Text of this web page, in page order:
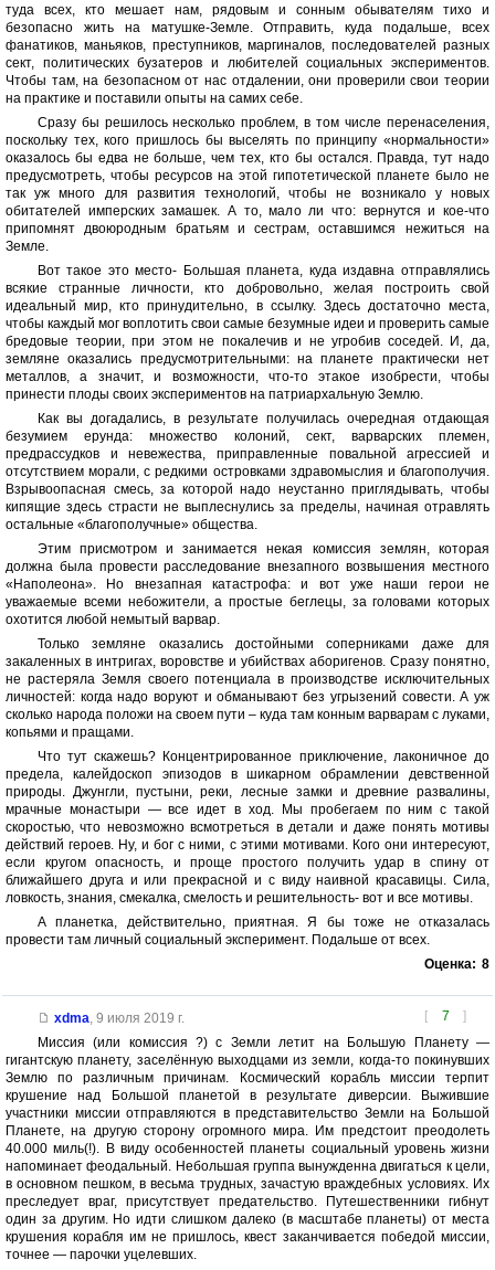
туда всех, кто мешает нам, рядовым и сонным обывателям тихо и
безопасно жить на матушке-Земле. Отправить, куда подальше, всех
фанатиков, маньяков, преступников, маргиналов, последователей разных
сект, политических бузатеров и любителей социальных экспериментов.
Чтобы там, на безопасном от нас отдалении, они проверили свои теории
на практике и поставили опыты на самих себе.
Сразу бы решилось несколько проблем, в том числе перенаселения,
поскольку тех, кого пришлось бы выселять по принципу «нормальности»
оказалось бы едва не больше, чем тех, кто бы остался. Правда, тут надо
предусмотреть, чтобы ресурсов на этой гипотетической планете было не
так уж много для развития технологий, чтобы не возникало у новых
обитателей имперских замашек. А то, мало ли что: вернутся и кое-что
припомнят двоюродным братьям и сестрам, оставшимся нежиться на
Земле.
Вот такое это место- Большая планета, куда издавна отправлялись
всякие странные личности, кто добровольно, желая построить свой
идеальный мир, кто принудительно, в ссылку. Здесь достаточно места,
чтобы каждый мог воплотить свои самые безумные идеи и проверить самые
бредовые теории, при этом не покалечив и не угробив соседей. И, да,
земляне оказались предусмотрительными: на планете практически нет
металлов, а значит, и возможности, что-то этакое изобрести, чтобы
принести плоды своих экспериментов на патриархальную Землю.
Как вы догадались, в результате получилась очередная отдающая
безумием ерунда: множество колоний, сект, варварских племен,
предрассудков и невежества, приправленные повальной агрессией и
отсутствием морали, с редкими островками здравомыслия и благополучия.
Взрывоопасная смесь, за которой надо неустанно приглядывать, чтобы
кипящие здесь страсти не выплеснулись за пределы, начиная отравлять
остальные «благополучные» общества.
Этим присмотром и занимается некая комиссия землян, которая
должна была провести расследование внезапного возвышения местного
«Наполеона». Но внезапная катастрофа: и вот уже наши герои не
уважаемые всеми небожители, а простые беглецы, за головами которых
охотится любой немытый варвар.
Только земляне оказались достойными соперниками даже для
закаленных в интригах, воровстве и убийствах аборигенов. Сразу понятно,
не растеряла Земля своего потенциала в производстве исключительных
личностей: когда надо воруют и обманывают без угрызений совести. А уж
сколько народа положи на своем пути – куда там конным варварам с луками,
копьями и пращами.
Что тут скажешь? Концентрированное приключение, лаконичное до
предела, калейдоскоп эпизодов в шикарном обрамлении девственной
природы. Джунгли, пустыни, реки, лесные замки и древние развалины,
мрачные монастыри — все идет в ход. Мы пробегаем по ним с такой
скоростью, что невозможно всмотреться в детали и даже понять мотивы
действий героев. Ну, и бог с ними, с этими мотивами. Кого они интересуют,
если кругом опасность, и проще простого получить удар в спину от
ближайшего друга и или прекрасной и с виду наивной красавицы. Сила,
ловкость, знания, смекалка, смелость и решительность- вот и все мотивы.
А планетка, действительно, приятная. Я бы тоже не отказалась
провести там личный социальный эксперимент. Подальше от всех.
Оценка: 8
[ 7 ]
xdma, 9 июля 2019 г.
Миссия (или комиссия ?) с Земли летит на Большую Планету —
гигантскую планету, заселённую выходцами из земли, когда-то покинувших
Землю по различным причинам. Космический корабль миссии терпит
крушение над Большой планетой в результате диверсии. Выжившие
участники миссии отправляются в представительство Земли на Большой
Планете, на другую сторону огромного мира. Им предстоит преодолеть
40.000 миль(!). В виду особенностей планеты социальный уровень жизни
напоминает феодальный. Небольшая группа вынужденна двигаться к цели,
в основном пешком, в весьма трудных, зачастую враждебных условиях. Их
преследует враг, присутствует предательство. Путешественники гибнут
один за другим. Но идти слишком далеко (в масштабе планеты) от места
крушения корабля им не пришлось, квест заканчивается победой миссии,
точнее — парочки уцелевших.